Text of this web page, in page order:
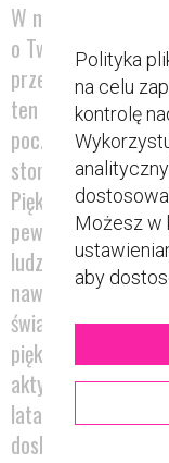
W naszych
o Twoje zęby od A
przede wszystkim
ten efekt?
poczynając od
stomatologicznej
Piękny, zdrowy
pewny siebie.
ludzie częściej się
nawiązują
świadectwem
pięknego
aktywny tryb
lata mógł cieszyć
doskonałym
Polityka
na celu
kontrolę
Możesz w
aby